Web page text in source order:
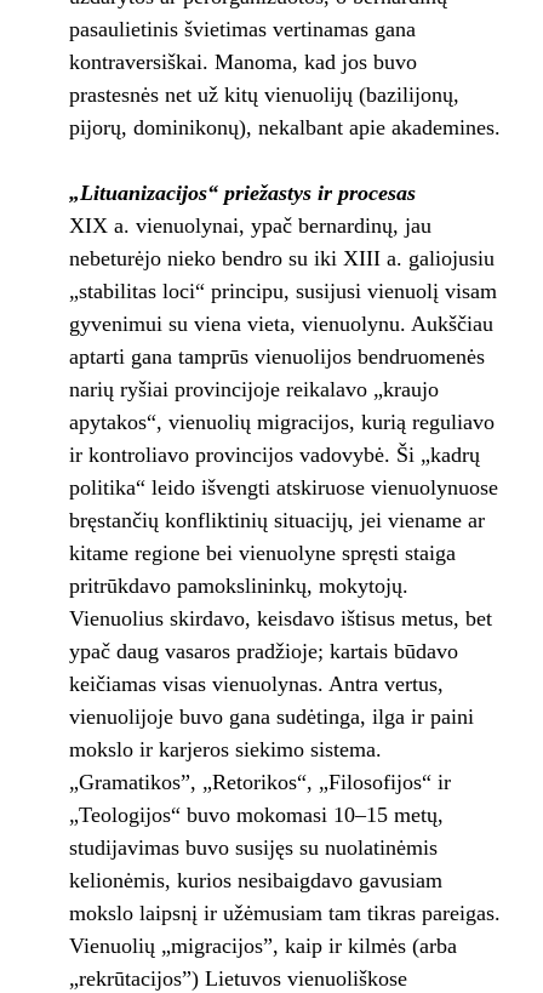
pasaulietinis švietimas vertinamas gana
kontraversiškai. Manoma, kad jos buvo
prastesnės net už kitų vienuolijų (bazilijonų,
pijorų, dominikonų), nekalbant apie akademines.
„Lituanizacijos“ priežastys ir procesas
XIX a. vienuolynai, ypač bernardinų, jau
nebeturėjo nieko bendro su iki XIII a. galiojusiu
„stabilitas loci“ principu, susijusi vienuolį visam
gyvenimui su viena vieta, vienuolynu. Aukščiau
aptarti gana tamprūs vienuolijos bendruomenės
narių ryšiai provincijoje reikalavo „kraujo
apytakos“, vienuolių migracijos, kurią reguliavo
ir kontroliavo provincijos vadovybė. Ši „kadrų
politika“ leido išvengti atskiruose vienuolynuose
bręstančių konfliktinių situacijų, jei viename ar
kitame regione bei vienuolyne spręsti staiga
pritrūkdavo pamokslininkų, mokytojų.
Vienuolius skirdavo, keisdavo ištisus metus, bet
ypač daug vasaros pradžioje; kartais būdavo
keičiamas visas vienuolynas. Antra vertus,
vienuolijoje buvo gana sudėtinga, ilga ir paini
mokslo ir karjeros siekimo sistema.
„Gramatikos”, „Retorikos“, „Filosofijos“ ir
„Teologijos“ buvo mokomasi 10–15 metų,
studijavimas buvo susijęs su nuolatinėmis
kelionėmis, kurios nesibaigdavo gavusiam
mokslo laipsnį ir užėmusiam tam tikras pareigas.
Vienuolių „migracijos”, kaip ir kilmės (arba
„rekrūtacijos”) Lietuvos vienuoliškose